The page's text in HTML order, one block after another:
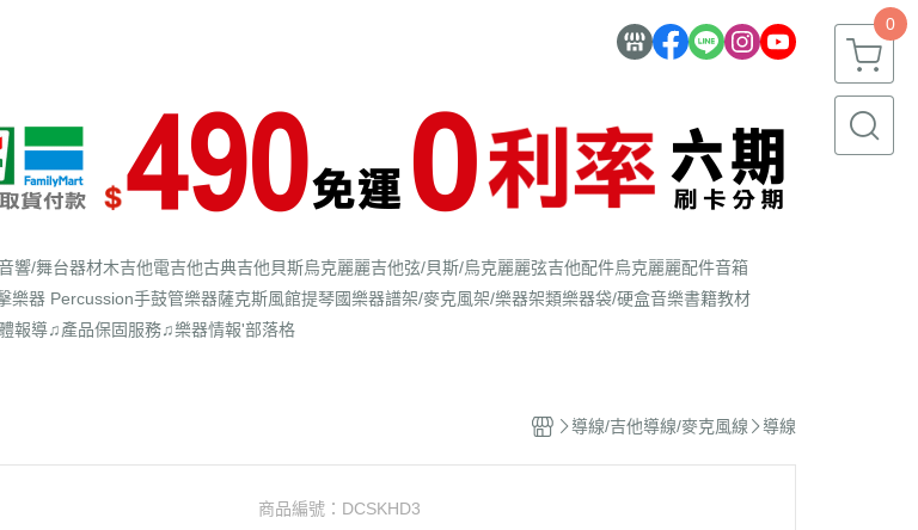
0
響/舞台器材木吉他電吉他古典吉他貝斯烏克麗麗吉他弦/貝斯/烏克麗麗弦吉他配件烏克麗麗配件音箱
樂器 Percussion手鼓管樂器薩克斯風館提琴國樂器譜架/麥克風架/樂器架類樂器袋/硬盒音樂書籍教材
報導♫產品保固服務♫樂器情報'部落格
導線/吉他導線/麥克風線 導線
商品編號： DCSKHD3